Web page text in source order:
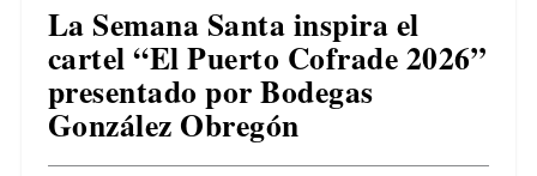
La Semana Santa inspira el
cartel “El Puerto Cofrade 2026”
presentado por Bodegas
González Obregón